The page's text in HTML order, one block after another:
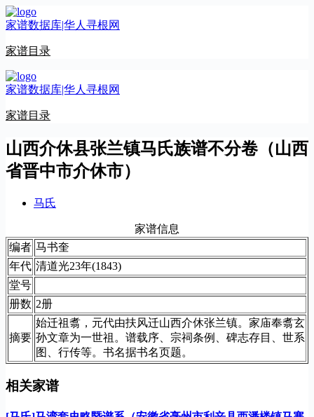
跳
至
容
家谱数据库|华人寻根网
家谱目录
家谱数据库|华人寻根网
家谱目录
山西介休县张兰镇马氏族谱不分卷（山西
省晋中市介休市）
马氏
家谱信息
编者 马书奎
年代 清道光23年(1843)
堂号
册数 2册
摘要
始迁祖翥，元代由扶风迁山西介休张兰镇。家庙奉翥玄
孙文章为一世祖。谱载序、宗祠条例、碑志存目、世系
图、行传等。书名据书名页题。
相关家谱